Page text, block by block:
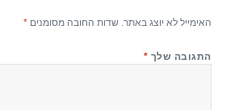
האימייל לא יוצג באתר. שדות החובה מסומנים*
התגובה שלך *